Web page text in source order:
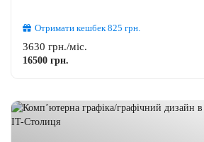
Отримати кешбек825 грн.
3630 грн./міс.
16500 грн.